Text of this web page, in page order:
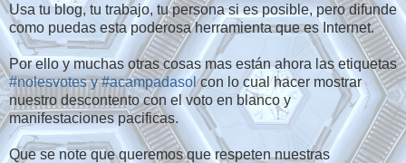
Usa tu blog, tu trabajo, tu persona si es posible, pero difunde
como puedas esta poderosa herramienta que es Internet.
Por ello y muchas otras cosas mas están ahora las etiquetas
#nolesvotes y #acampadasolcon lo cual hacer mostrar
nuestro descontento con el voto en blanco y
manifestaciones pacificas.
Que se note que queremos que respeten nuestras